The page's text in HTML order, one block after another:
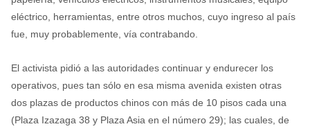
eléctrico, herramientas, entre otros muchos, cuyo ingreso al país
fue, muy probablemente, vía contrabando.
El activista pidió a las autoridades continuar y endurecer los
operativos, pues tan sólo en esa misma avenida existen otras
dos plazas de productos chinos con más de 10 pisos cada una
(Plaza Izazaga 38 y Plaza Asia en el número 29); las cuales, de